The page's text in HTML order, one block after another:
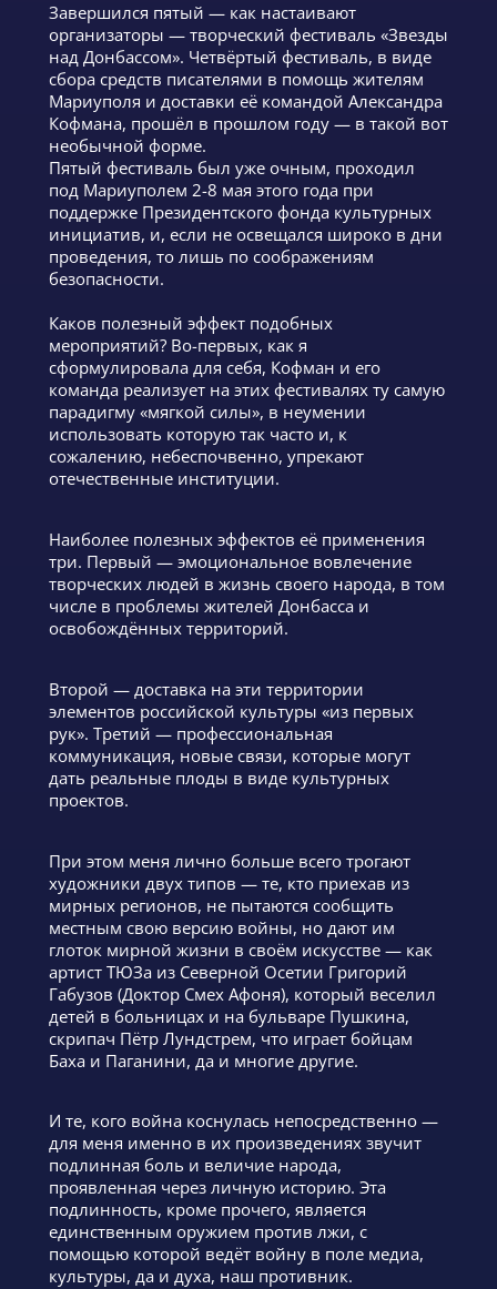
Завершился пятый — как настаивают
организаторы — творческий фестиваль «Звезды
над Донбассом». Четвёртый фестиваль, в виде
сбора средств писателями в помощь жителям
Мариуполя и доставки её командой Александра
Кофмана, прошёл в прошлом году — в такой вот
необычной форме.
Пятый фестиваль был уже очным, проходил
под Мариуполем 2-8 мая этого года при
поддержке Президентского фонда культурных
инициатив, и, если не освещался широко в дни
проведения, то лишь по соображениям
безопасности.
Каков полезный эффект подобных
мероприятий? Во-первых, как я
сформулировала для себя, Кофман и его
команда реализует на этих фестивалях ту самую
парадигму «мягкой силы», в неумении
использовать которую так часто и, к
сожалению, небеспочвенно, упрекают
отечественные институции.
Наиболее полезных эффектов её применения
три. Первый — эмоциональное вовлечение
творческих людей в жизнь своего народа, в том
числе в проблемы жителей Донбасса и
освобождённых территорий.
Второй — доставка на эти территории
элементов российской культуры «из первых
рук». Третий — профессиональная
коммуникация, новые связи, которые могут
дать реальные плоды в виде культурных
проектов.
При этом меня лично больше всего трогают
художники двух типов — те, кто приехав из
мирных регионов, не пытаются сообщить
местным свою версию войны, но дают им
глоток мирной жизни в своём искусстве — как
артист ТЮЗа из Северной Осетии Григорий
Габузов (Доктор Смех Афоня), который веселил
детей в больницах и на бульваре Пушкина,
скрипач Пётр Лундстрем, что играет бойцам
Баха и Паганини, да и многие другие.
И те, кого война коснулась непосредственно —
для меня именно в их произведениях звучит
подлинная боль и величие народа,
проявленная через личную историю. Эта
подлинность, кроме прочего, является
единственным оружием против лжи, с
помощью которой ведёт войну в поле медиа,
культуры, да и духа, наш противник.